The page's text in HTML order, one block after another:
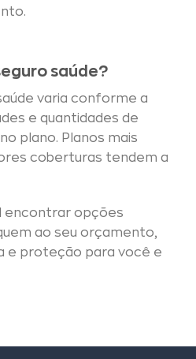
saúde?
varia conforme a
e quantidades de
plano. Planos mais
coberturas tendem a
encontrar opções
ao seu orçamento,
e proteção para você e